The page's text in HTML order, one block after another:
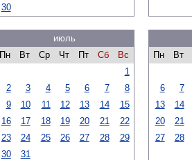
30
июль
Пн
Вт Ср Чт Пт Сб
Вс
1
2
3 4 5 6 7
8
9
10 11 12 13 14
15
16
17 18 19 20 21
22
23
24 25 26 27 28
29
30
31
Пн
Вт
6
7
13
14
20
21
27
28